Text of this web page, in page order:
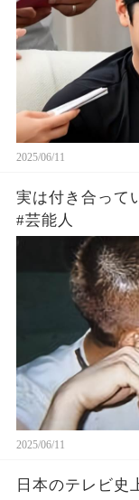
2025/06/11
実は付き合って
#芸能人
2025/06/11
日本のテレビ史